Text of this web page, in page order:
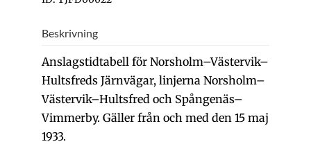
Beskrivning
Anslagstidtabell för Norsholm–Västervik–
Hultsfreds Järnvägar, linjerna Norsholm–
Västervik–Hultsfred och Spångenäs–
Vimmerby. Gäller från och med den 15 maj
1933.